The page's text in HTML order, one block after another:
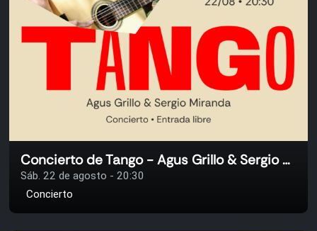
Concierto de Tango - Agus Grillo & Sergio Miranda
Sáb. 22 de agosto - 20:30
Concierto